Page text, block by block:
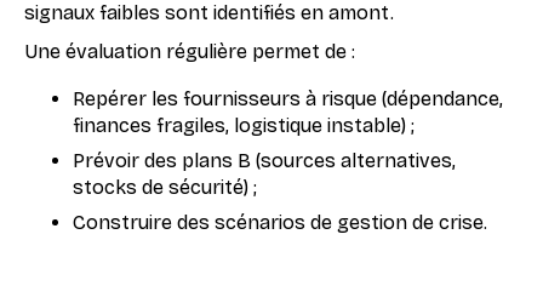
signaux faibles sont identifiés en amont.
Une évaluation régulière permet de :
Repérer les fournisseurs à risque (dépendance,
finances fragiles, logistique instable) ;
Prévoir des plans B (sources alternatives,
stocks de sécurité) ;
Construire des scénarios de gestion de crise.